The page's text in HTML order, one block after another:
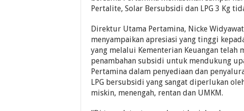
Pertalite, Solar Bersubsidi dan LPG 3 Kg
Direktur Utama Pertamina, Nicke
menyampaikan apresiasi yang tinggi
yang melalui Kementerian Keuangan telah
penambahan subsidi untuk mendukung
Pertamina dalam penyediaan dan
LPG bersubsidi yang sangat diperlukan
miskin, menengah, rentan dan UMKM.